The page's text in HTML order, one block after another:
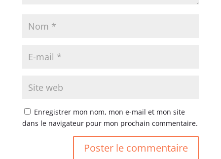
Enregistrer mon nom, mon e-mail et mon site
dans le navigateur pour mon prochain commentaire.